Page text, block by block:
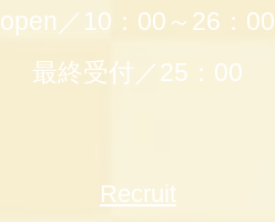
open／10：00～26：00
最終受付／25：00
Recruit